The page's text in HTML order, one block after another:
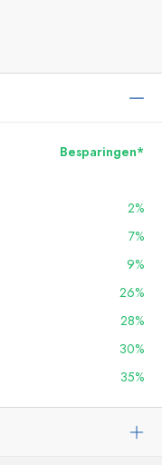
Besparingen*
2%
7%
9%
26%
28%
30%
35%